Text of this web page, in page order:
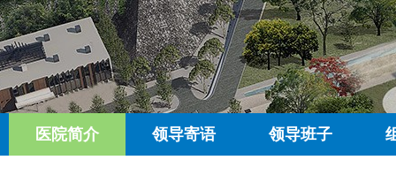
医院简介 领导寄语 领导班子